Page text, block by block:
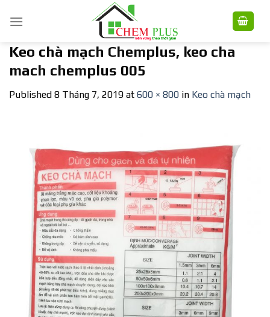
Keo chà mạch Chemplus, keo cha
mach chemplus 005
Published 8 Tháng 7, 2019 at 600 × 800 in Keo chà mạch